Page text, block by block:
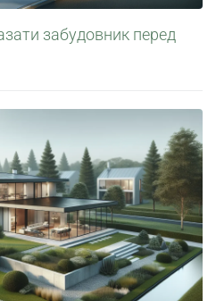
забудовник перед